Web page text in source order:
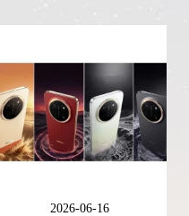
2026-06-16